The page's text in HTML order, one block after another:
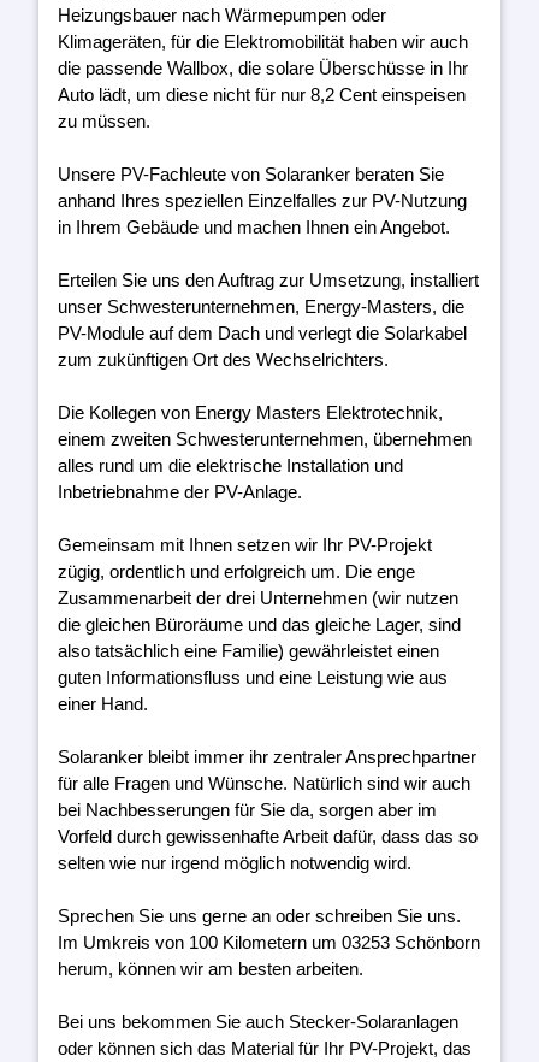
Heizungsbauer nach Wärmepumpen oder
Klimageräten, für die Elektromobilität haben wir auch
die passende Wallbox, die solare Überschüsse in Ihr
Auto lädt, um diese nicht für nur 8,2 Cent einspeisen
zu müssen.
Unsere PV-Fachleute von Solaranker beraten Sie
anhand Ihres speziellen Einzelfalles zur PV-Nutzung
in Ihrem Gebäude und machen Ihnen ein Angebot.
Erteilen Sie uns den Auftrag zur Umsetzung, installiert
unser Schwesterunternehmen, Energy-Masters, die
PV-Module auf dem Dach und verlegt die Solarkabel
zum zukünftigen Ort des Wechselrichters.
Die Kollegen von Energy Masters Elektrotechnik,
einem zweiten Schwesterunternehmen, übernehmen
alles rund um die elektrische Installation und
Inbetriebnahme der PV-Anlage.
Gemeinsam mit Ihnen setzen wir Ihr PV-Projekt
zügig, ordentlich und erfolgreich um. Die enge
Zusammenarbeit der drei Unternehmen (wir nutzen
die gleichen Büroräume und das gleiche Lager, sind
also tatsächlich eine Familie) gewährleistet einen
guten Informationsfluss und eine Leistung wie aus
einer Hand.
Solaranker bleibt immer ihr zentraler Ansprechpartner
für alle Fragen und Wünsche. Natürlich sind wir auch
bei Nachbesserungen für Sie da, sorgen aber im
Vorfeld durch gewissenhafte Arbeit dafür, dass das so
selten wie nur irgend möglich notwendig wird.
Sprechen Sie uns gerne an oder schreiben Sie uns.
Im Umkreis von 100 Kilometern um 03253 Schönborn
herum, können wir am besten arbeiten.
Bei uns bekommen Sie auch Stecker-Solaranlagen
oder können sich das Material für Ihr PV-Projekt, das